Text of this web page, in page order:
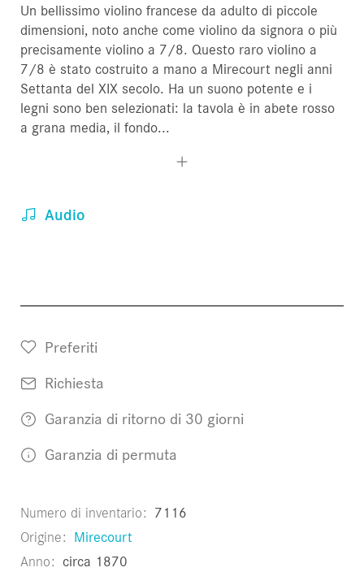
Un bellissimo violino francese da adulto di piccole
dimensioni, noto anche come violino da signora o più
precisamente violino a 7/8. Questo raro violino a
7/8 è stato costruito a mano a Mirecourt negli anni
Settanta del XIX secolo. Ha un suono potente e i
legni sono ben selezionati: la tavola è in abete rosso
a grana media, il fondo...
Audio
Preferiti
Richiesta
Garanzia di ritorno di 30 giorni
Garanzia di permuta
Numero di inventario 7116
Origine Mirecourt
Anno circa 1870